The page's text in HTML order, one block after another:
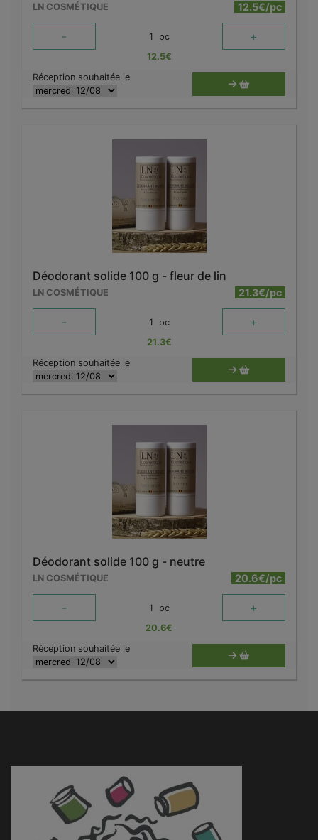
LN COSMÉTIQUE 12.5€/pc
- 1 pc +
12.5€
Réception souhaitée le
Déodorant solide 100 g - fleur de lin
LN COSMÉTIQUE 21.3€/pc
- 1 pc +
21.3€
Réception souhaitée le
Déodorant solide 100 g - neutre
LN COSMÉTIQUE 20.6€/pc
- 1 pc +
20.6€
Réception souhaitée le